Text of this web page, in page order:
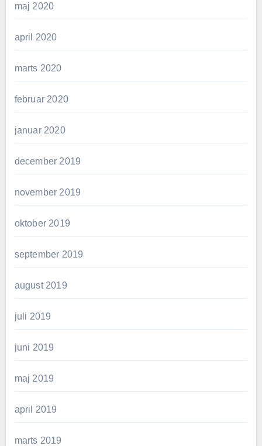
maj 2020
april 2020
marts 2020
februar 2020
januar 2020
december 2019
november 2019
oktober 2019
september 2019
august 2019
juli 2019
juni 2019
maj 2019
april 2019
marts 2019